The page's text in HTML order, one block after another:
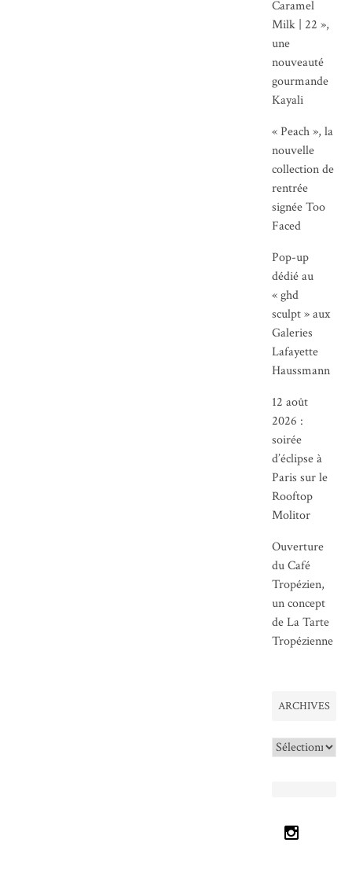
Caramel
Milk | 22 »,
une
nouveauté
gourmande
Kayali
« Peach », la
nouvelle
collection de
rentrée
signée Too
Faced
Pop-up
dédié au
« ghd
sculpt » aux
Galeries
Lafayette
Haussmann
12 août
2026 :
soirée
d’éclipse à
Paris sur le
Rooftop
Molitor
Ouverture
du Café
Tropézien,
un concept
de La Tarte
Tropézienne
ARCHIVES
Archives